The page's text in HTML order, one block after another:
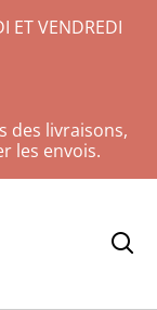
ET VENDREDI
des livraisons,
les envois.